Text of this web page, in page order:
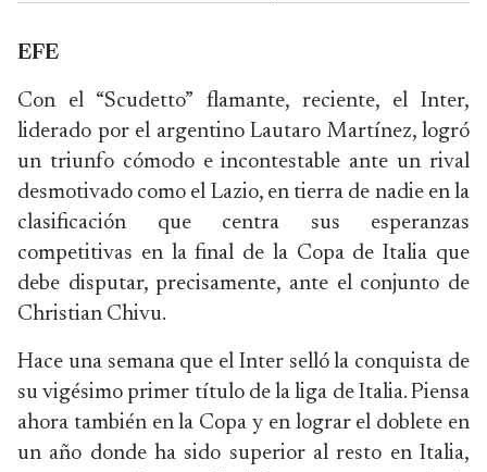
EFE
Con el “Scudetto” flamante, reciente, el Inter,
liderado por el argentino Lautaro Martínez, logró
un triunfo cómodo e incontestable ante un rival
desmotivado como el Lazio, en tierra de nadie en la
clasificación que centra sus esperanzas
competitivas en la final de la Copa de Italia que
debe disputar, precisamente, ante el conjunto de
Christian Chivu.
Hace una semana que el Inter selló la conquista de
su vigésimo primer título de la liga de Italia. Piensa
ahora también en la Copa y en lograr el doblete en
un año donde ha sido superior al resto en Italia,